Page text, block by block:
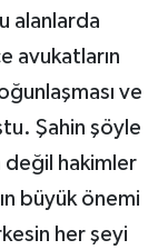
alanlarda
avukatların
ve
Şahin şöyle
hakimler
büyük önemi
her şeyi